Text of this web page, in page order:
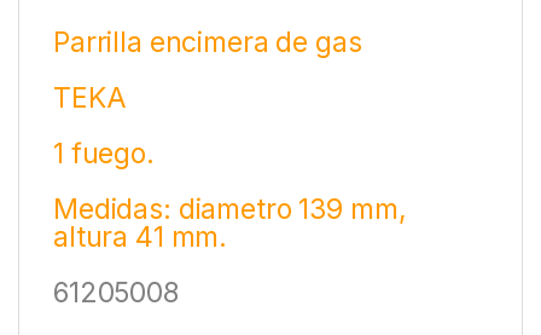
Parrilla encimera de gas
TEKA
1 fuego.
Medidas: diametro 139 mm,
altura 41 mm.
61205008